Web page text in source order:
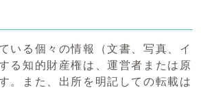
いる個々の情報（文書、写真、イ
る知的財産権は、運営者または原
。また、出所を明記しての転載は